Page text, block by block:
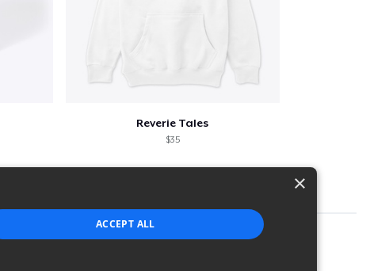
Reverie Tales
$35
×
ACCEPT ALL